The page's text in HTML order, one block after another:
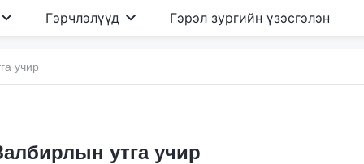
Гэрчлэлүүд Гэрэл зургийн үзэсгэлэн
учир
утга учир